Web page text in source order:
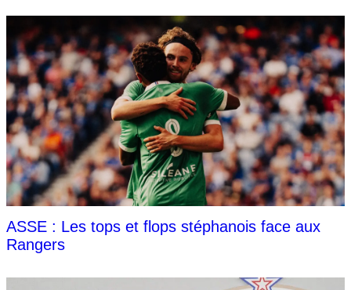
ASSE : Les tops et flops stéphanois face aux
Rangers